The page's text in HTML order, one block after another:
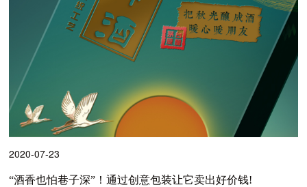
2020-07-23
“酒香也怕巷子深”！通过创意包装让它卖出好价钱!